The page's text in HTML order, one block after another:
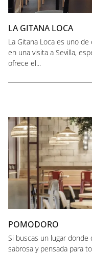
LA GITANA LOCA
La Gitana Loca es uno
en una visita a Sevilla,
ofrece el...
POMODORO
Si buscas un lugar
sabrosa y pensada para